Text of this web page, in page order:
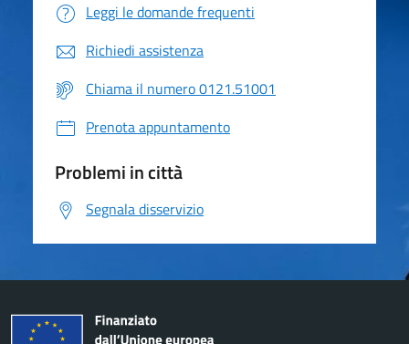
Leggi le domande frequenti
Richiedi assistenza
Chiama il numero 0121.51001
Prenota appuntamento
Problemi in città
Segnala disservizio